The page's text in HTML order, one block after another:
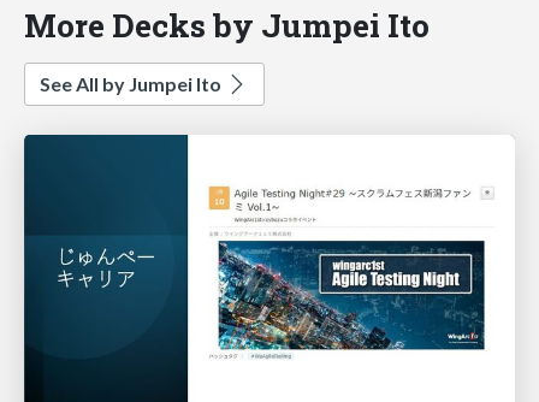
More Decks by Jumpei Ito
See All by Jumpei Ito